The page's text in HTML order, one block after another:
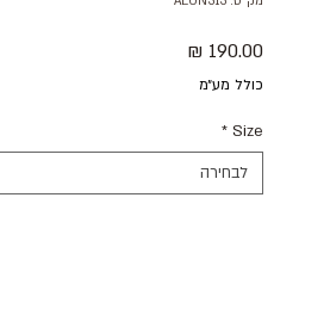
כולל מע״מ
Size
*
לבחירה